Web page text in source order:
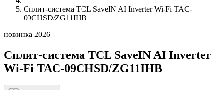
Сплит-система TCL SaveIN AI Inverter Wi-Fi TAC-
09CHSD/ZG11IHB
новинка 2026
Сплит-система TCL SaveIN AI Inverter
Wi-Fi TAC-09CHSD/ZG11IHB